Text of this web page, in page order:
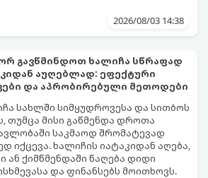
და გამოცდილი ყოფითი ხრიკები,
სიგრილე სპეციალური
გარეშეც.
10 საუკეთესო და
მეთოდს:
2026/08/03 14:38
გავწმინდოთ ხალიჩა სწრაფად
აუღებლად: ეფექტური
და აპრობირებული მეთოდები
სახლში სიმყუდროვესა და სითბოს
თუმცა მისი გაწმენდა დროთა
საკმაოდ შრომატევად
იქცევა. ხალიჩის იატაკიდან აღება,
ან ქიმწმენდაში წაღება დიდი
და ფინანსებს მოითხოვს.